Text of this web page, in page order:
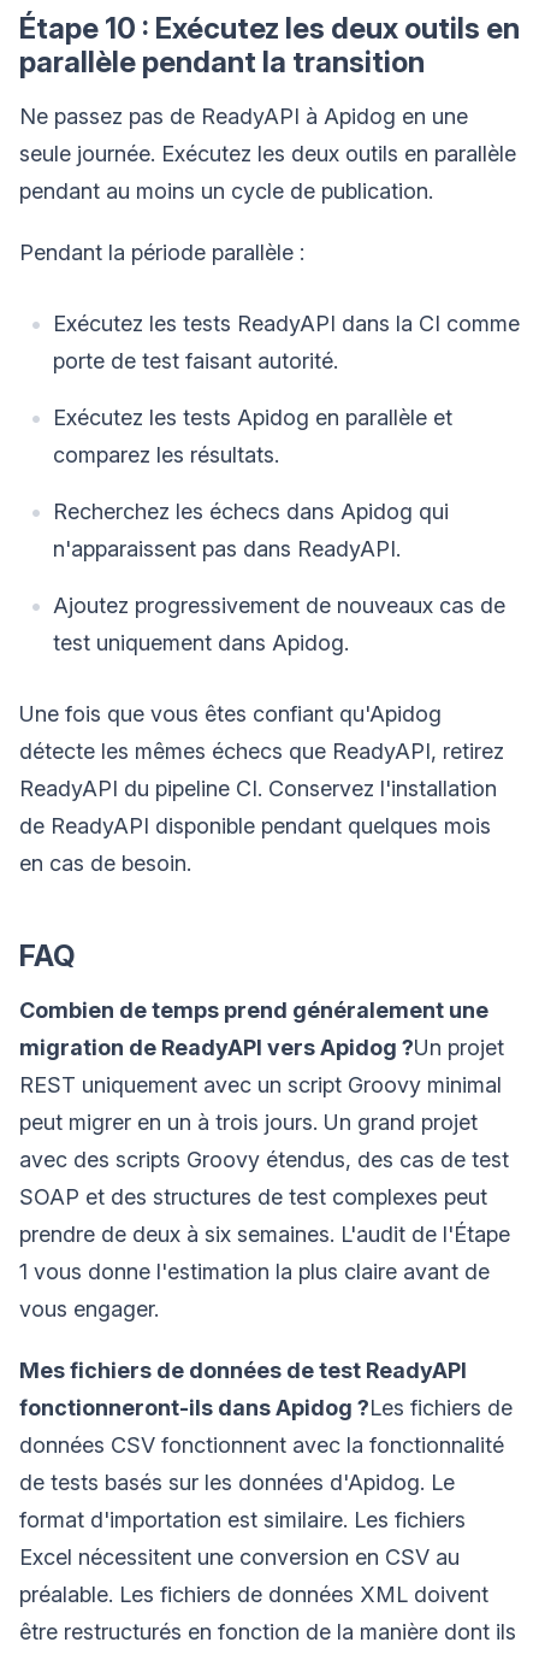
Étape 10 : Exécutez les deux outils en
parallèle pendant la transition
Ne passez pas de ReadyAPI à Apidog en une
seule journée. Exécutez les deux outils en parallèle
pendant au moins un cycle de publication.
Pendant la période parallèle :
Exécutez les tests ReadyAPI dans la CI comme
porte de test faisant autorité.
Exécutez les tests Apidog en parallèle et
comparez les résultats.
Recherchez les échecs dans Apidog qui
n'apparaissent pas dans ReadyAPI.
Ajoutez progressivement de nouveaux cas de
test uniquement dans Apidog.
Une fois que vous êtes confiant qu'Apidog
détecte les mêmes échecs que ReadyAPI, retirez
ReadyAPI du pipeline CI. Conservez l'installation
de ReadyAPI disponible pendant quelques mois
en cas de besoin.
FAQ
Combien de temps prend généralement une
migration de ReadyAPI vers Apidog ?Un projet
REST uniquement avec un script Groovy minimal
peut migrer en un à trois jours. Un grand projet
avec des scripts Groovy étendus, des cas de test
SOAP et des structures de test complexes peut
prendre de deux à six semaines. L'audit de l'Étape
1 vous donne l'estimation la plus claire avant de
vous engager.
Mes fichiers de données de test ReadyAPI
fonctionneront-ils dans Apidog ?Les fichiers de
données CSV fonctionnent avec la fonctionnalité
de tests basés sur les données d'Apidog. Le
format d'importation est similaire. Les fichiers
Excel nécessitent une conversion en CSV au
préalable. Les fichiers de données XML doivent
être restructurés en fonction de la manière dont ils